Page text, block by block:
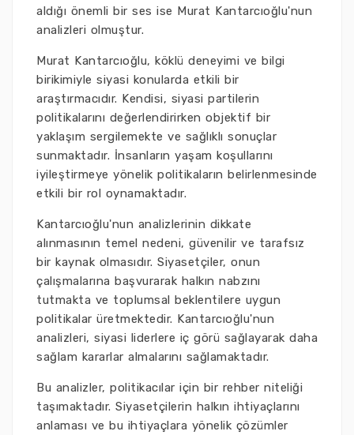
aldığı önemli bir ses ise Murat Kantarcıoğlu'nun
analizleri olmuştur.
Murat Kantarcıoğlu, köklü deneyimi ve bilgi
birikimiyle siyasi konularda etkili bir
araştırmacıdır. Kendisi, siyasi partilerin
politikalarını değerlendirirken objektif bir
yaklaşım sergilemekte ve sağlıklı sonuçlar
sunmaktadır. İnsanların yaşam koşullarını
iyileştirmeye yönelik politikaların belirlenmesinde
etkili bir rol oynamaktadır.
Kantarcıoğlu'nun analizlerinin dikkate
alınmasının temel nedeni, güvenilir ve tarafsız
bir kaynak olmasıdır. Siyasetçiler, onun
çalışmalarına başvurarak halkın nabzını
tutmakta ve toplumsal beklentilere uygun
politikalar üretmektedir. Kantarcıoğlu'nun
analizleri, siyasi liderlere iç görü sağlayarak daha
sağlam kararlar almalarını sağlamaktadır.
Bu analizler, politikacılar için bir rehber niteliği
taşımaktadır. Siyasetçilerin halkın ihtiyaçlarını
anlaması ve bu ihtiyaçlara yönelik çözümler